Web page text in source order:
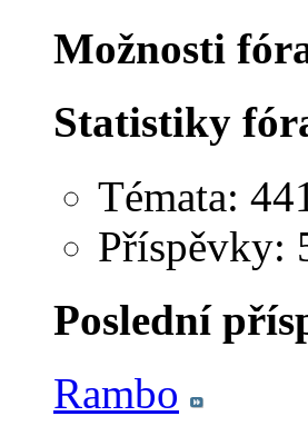
Možnosti
Statistiky
Témata:
Příspěvky:
Poslední
Rambo